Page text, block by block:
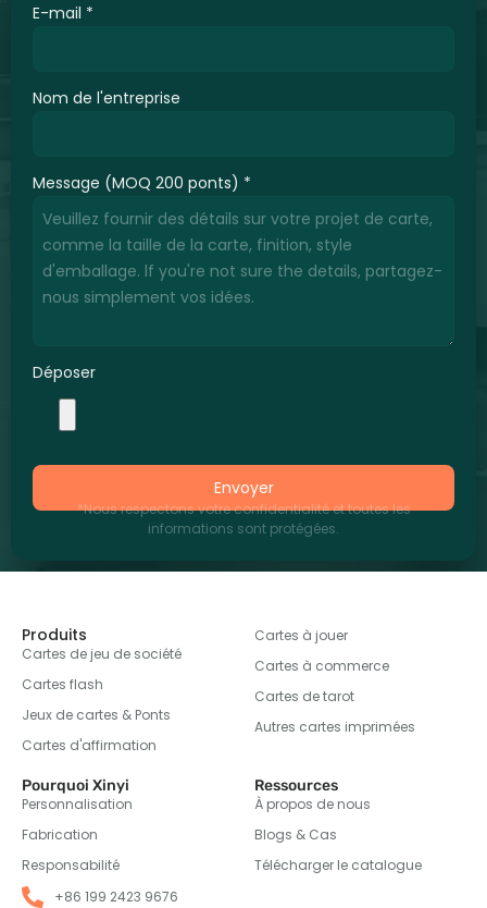
E-mail *
Nom de l'entreprise
Message (MOQ 200 ponts) *
Déposer
Envoyer
*Nous respectons votre confidentialité et toutes les
informations sont protégées.
Produits
Cartes de jeu de société
Cartes flash
Jeux de cartes & Ponts
Cartes d'affirmation
Cartes à jouer
Cartes à commerce
Cartes de tarot
Autres cartes imprimées
Pourquoi Xinyi
Personnalisation
Fabrication
Responsabilité
Ressources
À propos de nous
Blogs & Cas
Télécharger le catalogue
+86 199 2423 9676